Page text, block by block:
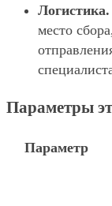
Логистика.
место
Параметры
Параметр